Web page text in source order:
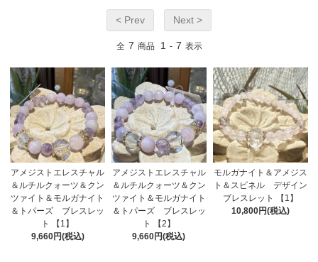
< Prev Next >
全 7 商品 1 - 7 表示
アメジストエレスチャル
＆ルチルクォーツ＆クン
ツァイト＆モルガナイト
＆トパーズ ブレスレッ
ト 【1】
9,660円(税込)
アメジストエレスチャル
＆ルチルクォーツ＆クン
ツァイト＆モルガナイト
＆トパーズ ブレスレッ
ト 【2】
9,660円(税込)
モルガナイト＆アメジス
ト＆スピネル デザイン
ブレスレット 【1】
10,800円(税込)